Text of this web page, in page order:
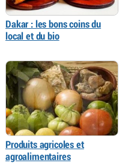
Dakar : les bons coins du
local et du bio
Produits agricoles et
agroalimentaires